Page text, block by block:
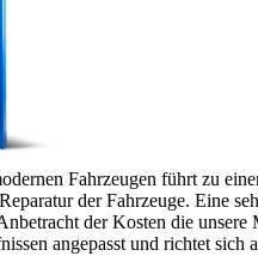
Fahrzeugen führt zu
der Fahrzeuge. Eine
der Kosten die
angepasst und richtet sich